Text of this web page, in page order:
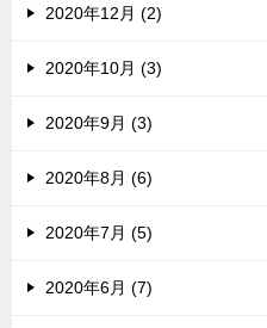
2020年12月 (2)
2020年10月 (3)
2020年9月 (3)
2020年8月 (6)
2020年7月 (5)
2020年6月 (7)